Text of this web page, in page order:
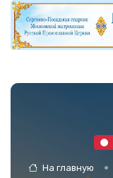
На главную